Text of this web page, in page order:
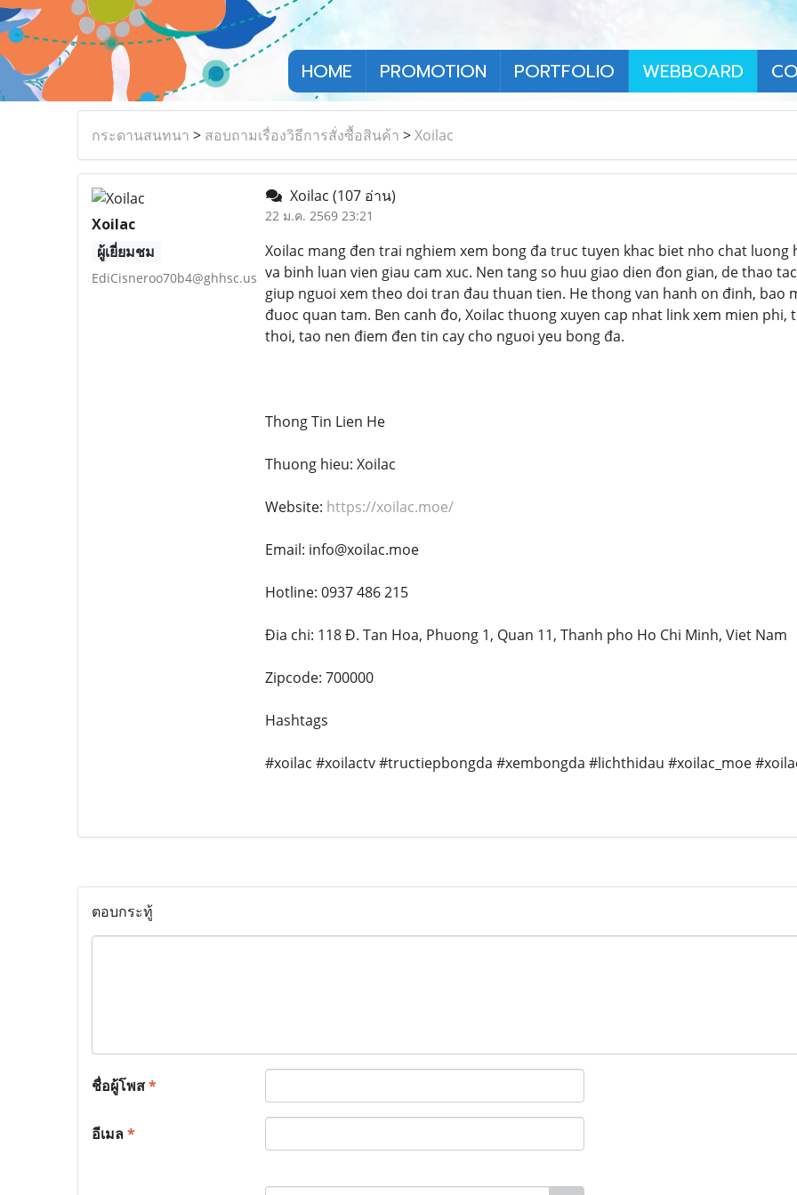
HOME PROMOTION PORTFOLIO WEBBOARD
กระดานสนทนา > สอบถามเรื่องวิธีการสั่งซื้อสินค้า >Xoilac
Xoilac
ผู้เยี่ยมชม
EdiCisneroo70b4@ghhsc.us
Xoilac (107 อ่าน)
22 ม.ค. 2569 23:21
Xoilac mang đen trai nghiem xem bong đa truc tuyen khac biet nho chat
va binh luan vien giau cam xuc. Nen tang so huu giao dien đon gian, de thao
giup nguoi xem theo doi tran đau thuan tien. He thong van hanh on đinh, bao
đuoc quan tam. Ben canh đo, Xoilac thuong xuyen cap nhat link xem mien
thoi, tao nen điem đen tin cay cho nguoi yeu bong đa.
Thong Tin Lien He
Thuong hieu: Xoilac
Website: https://xoilac.moe/
Email: info@xoilac.moe
Hotline: 0937 486 215
Đia chi: 118 Đ. Tan Hoa, Phuong 1, Quan 11, Thanh pho Ho Chi Minh, Viet Nam
Zipcode: 700000
Hashtags
#xoilac #xoilactv #tructiepbongda #xembongda #lichthidau #xoilac_moe
ตอบกระทู้
ชื่อผู้โพส*
อีเมล*